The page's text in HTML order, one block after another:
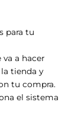
para tu
a hacer
tienda y
tu compra.
el sistema